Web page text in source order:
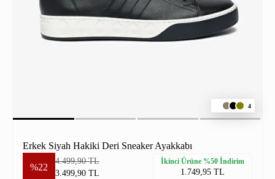
4
Erkek Siyah Hakiki Deri Sneaker Ayakkabı
%22
4.499,90 TL
3.499,90 TL
İkinci Ürüne %50 İndirim
1.749,95 TL